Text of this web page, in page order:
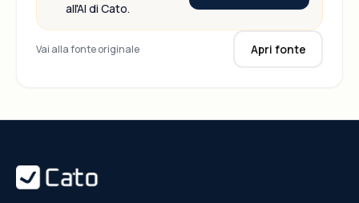
all'AI di Cato.
Vai alla fonte originale Apri fonte